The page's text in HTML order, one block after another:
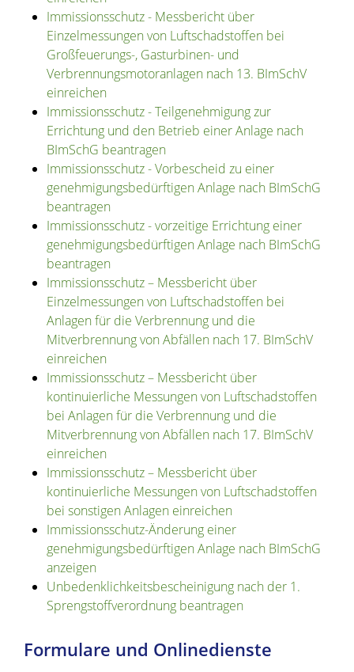
Immissionsschutz - Messbericht über
Einzelmessungen von Luftschadstoffen bei
Großfeuerungs-, Gasturbinen- und
Verbrennungsmotoranlagen nach 13. BImSchV
einreichen
Immissionsschutz - Teilgenehmigung zur
Errichtung und den Betrieb einer Anlage nach
BImSchG beantragen
Immissionsschutz - Vorbescheid zu einer
genehmigungsbedürftigen Anlage nach BImSchG
beantragen
Immissionsschutz - vorzeitige Errichtung einer
genehmigungsbedürftigen Anlage nach BImSchG
beantragen
Immissionsschutz – Messbericht über
Einzelmessungen von Luftschadstoffen bei
Anlagen für die Verbrennung und die
Mitverbrennung von Abfällen nach 17. BImSchV
einreichen
Immissionsschutz – Messbericht über
kontinuierliche Messungen von Luftschadstoffen
bei Anlagen für die Verbrennung und die
Mitverbrennung von Abfällen nach 17. BImSchV
einreichen
Immissionsschutz – Messbericht über
kontinuierliche Messungen von Luftschadstoffen
bei sonstigen Anlagen einreichen
Immissionsschutz-Änderung einer
genehmigungsbedürftigen Anlage nach BImSchG
anzeigen
Unbedenklichkeitsbescheinigung nach der 1.
Sprengstoffverordnung beantragen
Formulare und Onlinedienste